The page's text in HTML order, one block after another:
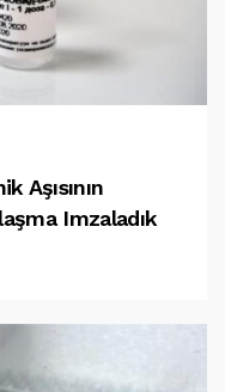
Aşısının
Imzaladık